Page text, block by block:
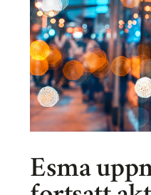
Esma